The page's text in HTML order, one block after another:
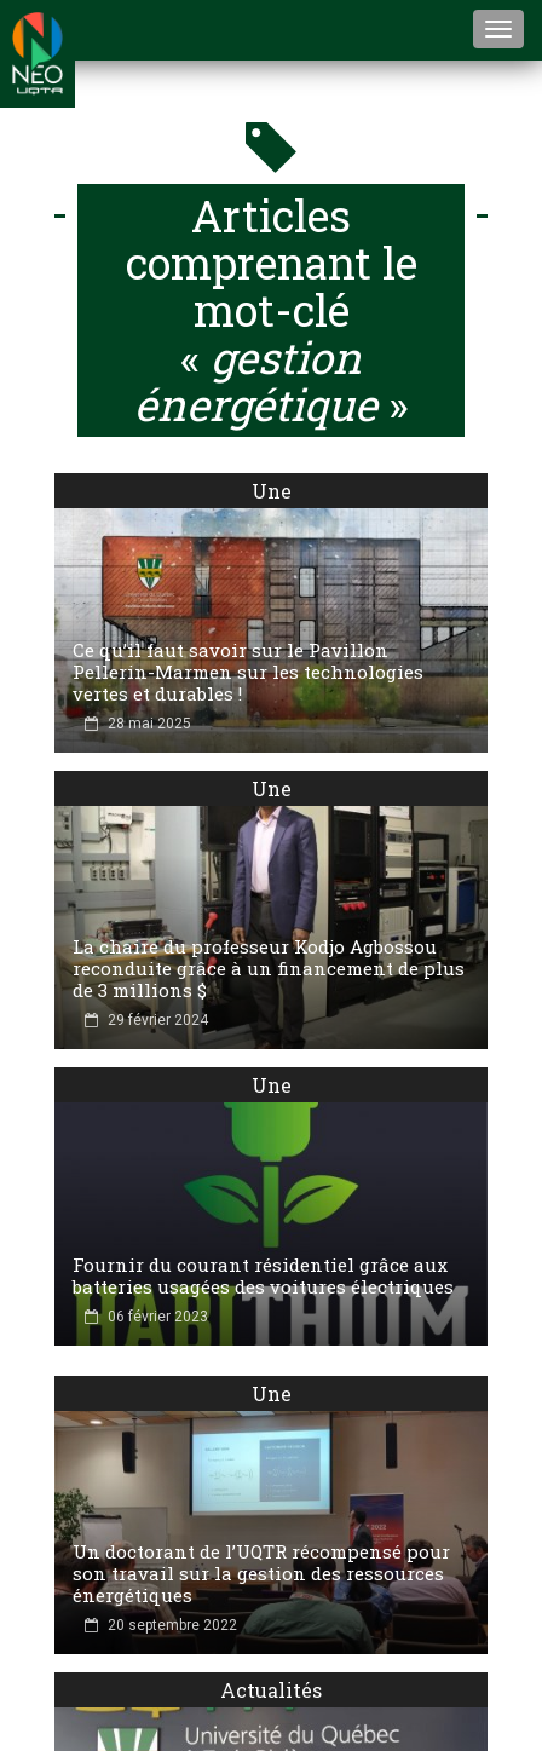
Articles
comprenant le
mot-clé
« gestion
énergétique»
Une
Ce qu’il faut savoir sur le Pavillon
Pellerin-Marmen sur les technologies
vertes et durables !
28 mai 2025
Une
La chaire du professeur Kodjo Agbossou
reconduite grâce à un financement de plus
de 3 millions $
29 février 2024
Une
Fournir du courant résidentiel grâce aux
batteries usagées des voitures électriques
06 février 2023
Une
Un doctorant de l’UQTR récompensé pour
son travail sur la gestion des ressources
énergétiques
20 septembre 2022
Actualités